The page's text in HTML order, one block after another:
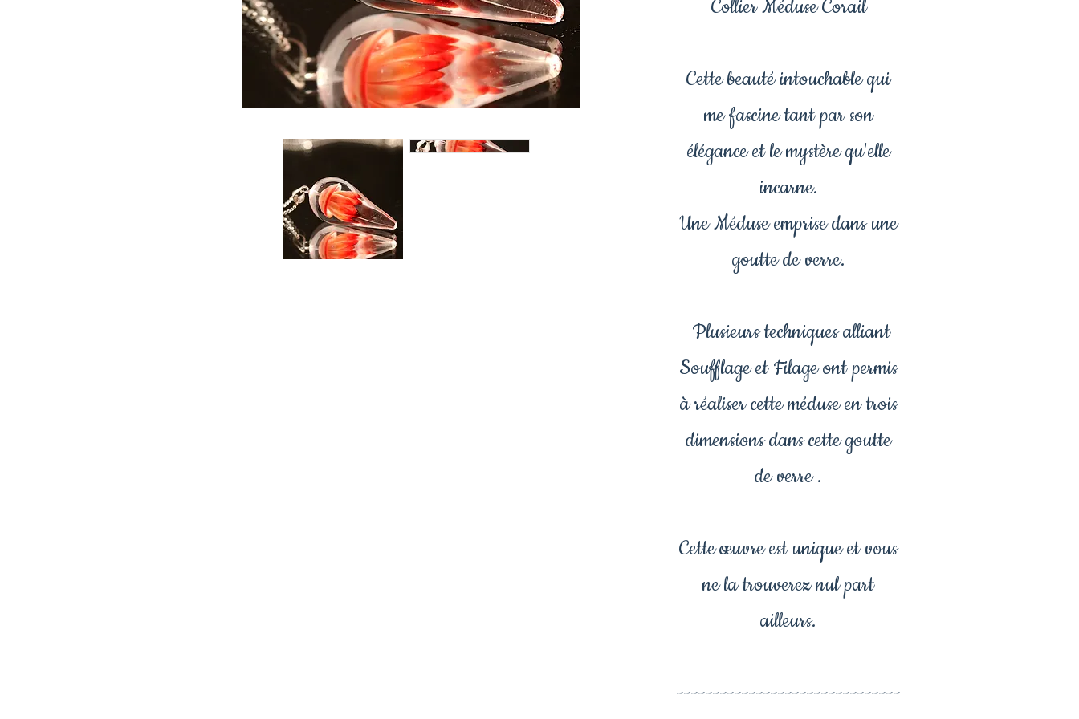
Collier Méduse Corail
Cette beauté intouchable qui
me fascine tant par son
élégance et le mystère qu'elle
incarne.
Une Méduse emprise dans une
goutte de verre.
Plusieurs techniques alliant
Soufflage et Filage ont permis
à réaliser cette méduse en trois
dimensions dans cette goutte
de verre .
Cette œuvre est unique et vous
ne la trouverez nul part
ailleurs.
-------------------------------